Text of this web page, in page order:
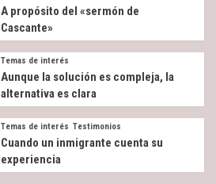
A propósito del «sermón de
Cascante»
Temas de interés
Aunque la solución es compleja, la
alternativa es clara
Temas de interés Testimonios
Cuando un inmigrante cuenta su
experiencia